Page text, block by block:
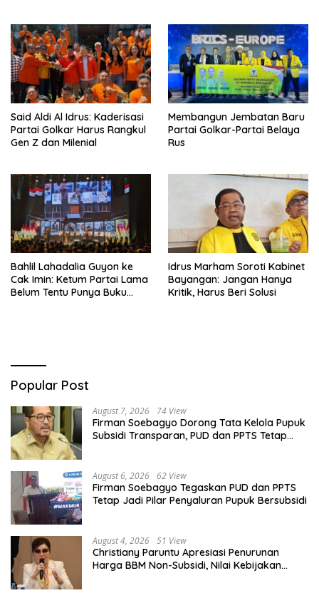
Said Aldi Al Idrus: Kaderisasi
Partai Golkar Harus Rangkul
Gen Z dan Milenial
Membangun Jembatan Baru
Partai Golkar-Partai Belaya
Rus
Bahlil Lahadalia Guyon ke
Cak Imin: Ketum Partai Lama
Belum Tentu Punya Buku
Idrus Marham Soroti Kabinet
Bayangan: Jangan Hanya
Kritik, Harus Beri Solusi
Popular Post
August 7, 2026 74 View
Firman Soebagyo Dorong Tata Kelola Pupuk
Subsidi Transparan, PUD dan PPTS Tetap
August 6, 2026 62 View
Firman Soebagyo Tegaskan PUD dan PPTS
Tetap Jadi Pilar Penyaluran Pupuk Bersubsidi
August 4, 2026 51 View
Christiany Paruntu Apresiasi Penurunan
Harga BBM Non-Subsidi, Nilai Kebijakan